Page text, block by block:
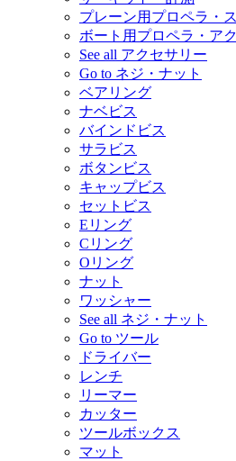
プレーン用プロペラ・
ボート用プロペラ・ア
See all アクセサリー
Go to ネジ・ナット
ベアリング
ナベビス
バインドビス
サラビス
ボタンビス
キャップビス
セットビス
Eリング
Cリング
Oリング
ナット
ワッシャー
See all ネジ・ナット
Go to ツール
ドライバー
レンチ
リーマー
カッター
ツールボックス
マット